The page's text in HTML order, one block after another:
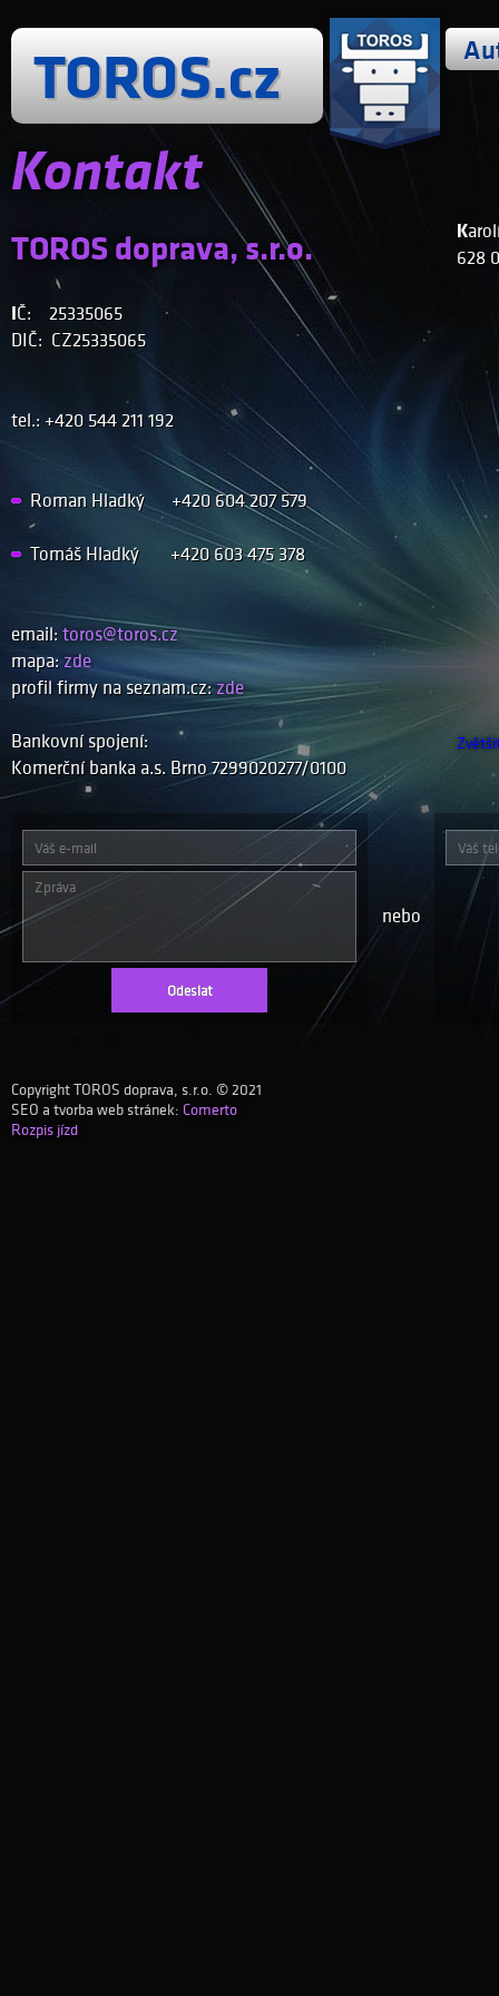
TOROS.cz
Kontakt
TOROS doprava, s.r.o.
IČ: 25335065
DIČ: CZ25335065
tel.: +420 544 211 192
Roman Hladký +420 604 207 579
Tomáš Hladký +420 603 475 378
email:toros@toros.cz
mapa: zde
profil firmy na seznam.cz:zde
Bankovní spojení:
Komerční banka a.s. Brno 7299020277/0100
628
Copyright TOROS doprava, s.r.o. © 2021
SEO a tvorba web stránek: Comerto
Rozpis jízd